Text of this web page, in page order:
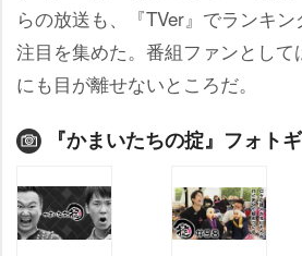
らの放送も、『TVer』でランキ
注目を集めた。番組ファンとし
にも目が離せないところだ。
『かまいたちの掟』フォト